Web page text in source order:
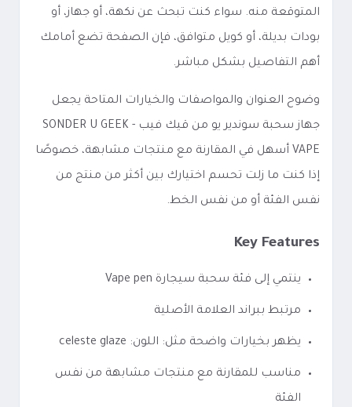
المتوقعة منه. سواء كنت تبحث عن نكهة، أو جهاز، أو
بودات بديلة، أو كويل متوافق، فإن الصفحة تضع أمامك
أهم التفاصيل بشكل مباشر.
وضوح العنوان والمواصفات والخيارات المتاحة يجعل
جهاز سحبة سوندير يو من قيك فيب - SONDER U GEEK
VAPE أسهل في المقارنة مع منتجات مشابهة، خصوصًا
إذا كنت ما زلت تحسم اختيارك بين أكثر من منتج من
نفس الفئة أو من نفس الخط.
Key Features
ينتمي إلى فئة سحبة سيجارة Vape pen
مرتبط ببراند العلامة الأصلية
يظهر بخيارات واضحة مثل: اللون: celeste glaze
مناسب للمقارنة مع منتجات مشابهة من نفس
الفئة